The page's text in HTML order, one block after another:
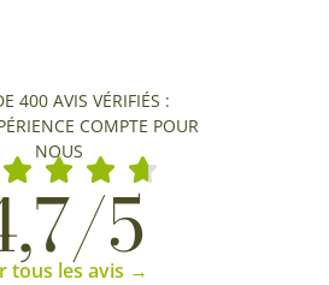
400 AVIS VÉRIFIÉS :
COMPTE POUR
NOUS
5
tous les avis →